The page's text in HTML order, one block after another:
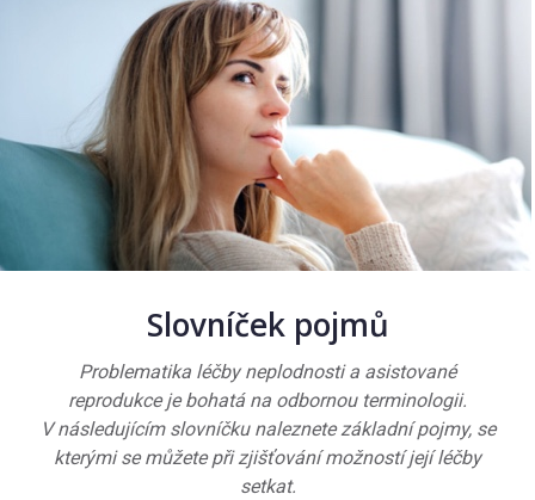
Slovníček pojmů
Problematika léčby neplodnosti a asistované
reprodukce je bohatá na odbornou terminologii.
V následujícím slovníčku naleznete základní pojmy, se
kterými se můžete při zjišťování možností její léčby
setkat.